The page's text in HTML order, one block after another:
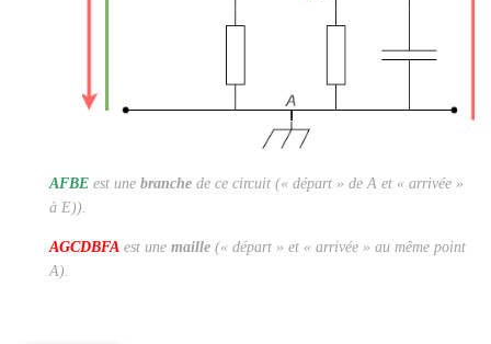
AFBE est une branche de ce circuit (« départ » de A et « arrivée »
à E)).
AGCDBFA est une maille (« départ » et « arrivée » au même point
A).